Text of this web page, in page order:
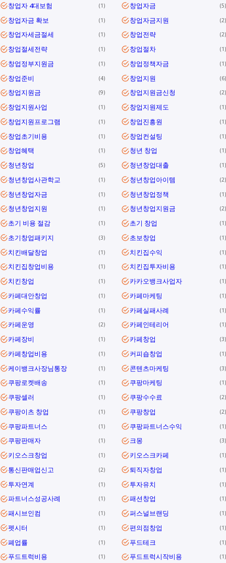
창업자 4대보험 1 창업자금 5
창업자금 확보 1 창업자금지원 2
창업자세금절세 1 창업전략 2
창업절세전략 1 창업절차 1
창업정부지원금 1 창업정책자금 1
창업준비 4 창업지원 6
창업지원금 9 창업지원금신청 2
창업지원사업 1 창업지원제도 1
창업지원프로그램 1 창업진흥원 1
창업초기비용 1 창업컨설팅 1
창업혜택 1 청년 창업 1
청년창업 5 청년창업대출 1
청년창업사관학교 1 청년창업아이템 2
청년창업자금 1 청년창업정책 1
청년창업지원 1 청년창업지원금 2
초기 비용 절감 1 초기 창업 1
초기창업패키지 3 초보창업 1
치킨배달창업 1 치킨집수익 1
치킨집창업비용 1 치킨집투자비용 1
치킨창업 1 카카오뱅크사업자 1
카페대안창업 1 카페마케팅 1
카페수익률 1 카페실패사례 1
카페운영 2 카페인테리어 1
카페장비 1 카페창업 3
카페창업비용 1 커피숍창업 1
케이뱅크사장님통장 1 콘텐츠마케팅 3
쿠팡로켓배송 1 쿠팡마케팅 1
쿠팡셀러 1 쿠팡수수료 2
쿠팡이츠 창업 1 쿠팡창업 2
쿠팡파트너스 1 쿠팡파트너스수익 1
쿠팡판매자 1 크몽 3
키오스크창업 1 키오스크카페 1
통신판매업신고 2 퇴직자창업 1
투자연계 1 투자유치 1
파트너스성공사례 1 패션창업 1
패시브인컴 1 퍼스널브랜딩 1
펫시터 1 편의점창업 1
폐업률 1 푸드테크 1
푸드트럭비용 1 푸드트럭시작비용 1